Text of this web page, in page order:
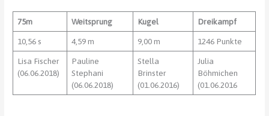
75m Weitsprung Kugel Dreikampf
10,56 s 4,59 m 9,00 m 1246 Punkte
Lisa Fischer
(06.06.2018)
Pauline
Stephani
(06.06.2018)
Stella
Brinster
(01.06.2016)
Julia
Böhmichen
(01.06.2016